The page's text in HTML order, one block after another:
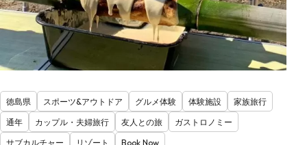
徳島県 スポーツ&アウトドア グルメ体験 体験施設
家族旅行
通年
カップル・夫婦旅行 友人との旅
ガストロノミー
サブカルチャー
リゾート Book Now